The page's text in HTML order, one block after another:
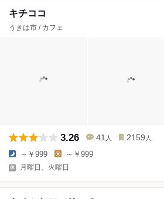
キチココ
うきは市 / カフェ
3.26 41 人 2159 人
～￥999 ～￥999
月曜日、火曜日